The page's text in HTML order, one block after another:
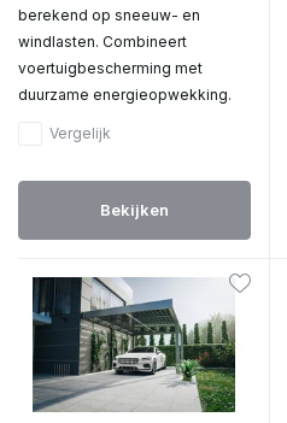
berekend op sneeuw- en
windlasten. Combineert
voertuigbescherming met
duurzame energieopwekking.
Vergelijk
Bekijken